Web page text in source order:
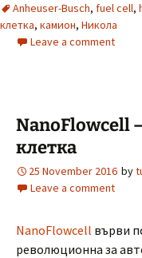
Anheuser-Busch, fuel cell,
клетка, камион, Никола
Leave a comment
NanoFlowcell
клетка
25 November 2016 by
Leave a comment
NanoFlowcell върви
революционна за